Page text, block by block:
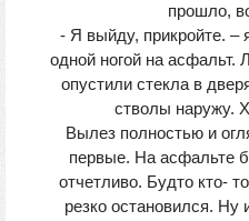
прошло,
- Я выйду, прикройте. –
одной ногой на асфальт.
опустили стекла в
стволы наружу.
Вылез полностью и
первые. На асфальте
отчетливо. Будто кто-
резко остановился. Ну